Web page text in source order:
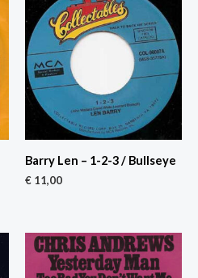
Barry Len – 1-2-3 / Bullseye
€ 11,00